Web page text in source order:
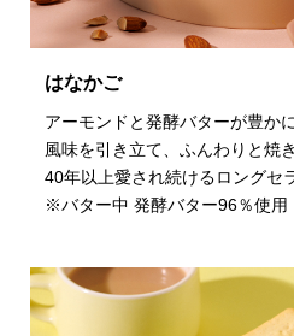
はなかご
アーモンドと発酵バターが豊か
風味を引き立て、ふんわりと焼
40年以上愛され続けるロングセ
※バター中 発酵バター96％使用